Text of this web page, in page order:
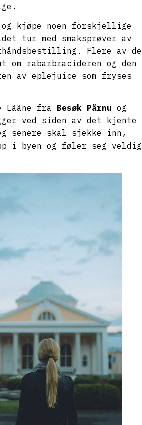
kjøpe noen forskjellige
tur med smaksprøver av
Flere av de
om rabarbracideren og den
av eplejuice som fryses
Lääne fra Besøk Pärnu og
ved siden av det kjente
senere skal sjekke inn,
i byen og føler seg veldig